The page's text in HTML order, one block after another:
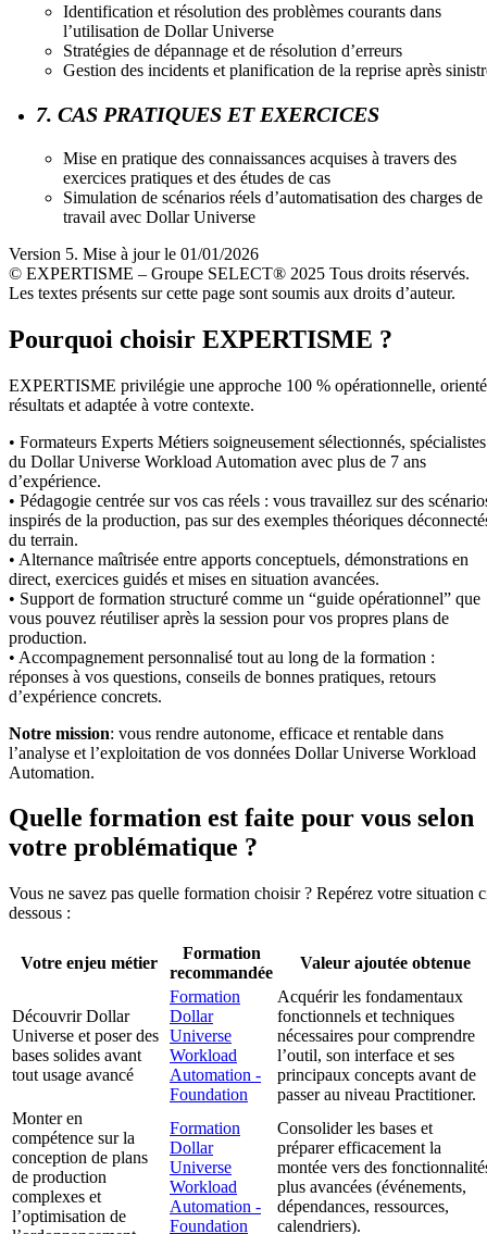
Identification et résolution des problèmes courants dans
l’utilisation de Dollar Universe
Stratégies de dépannage et de résolution d’erreurs
Gestion des incidents et planification de la reprise après
7. CAS PRATIQUES ET EXERCICES
Mise en pratique des connaissances acquises à travers des
exercices pratiques et des études de cas
Simulation de scénarios réels d’automatisation des charges de
travail avec Dollar Universe
Version 5. Mise à jour le 01/01/2026
© EXPERTISME – Groupe SELECT® 2025 Tous droits réservés.
Les textes présents sur cette page sont soumis aux droits d’auteur.
Pourquoi choisir EXPERTISME ?
EXPERTISME privilégie une approche 100 % opérationnelle,
résultats et adaptée à votre contexte.
• Formateurs Experts Métiers soigneusement sélectionnés, spécialistes
du Dollar Universe Workload Automation avec plus de 7 ans
d’expérience.
• Pédagogie centrée sur vos cas réels : vous travaillez sur des
inspirés de la production, pas sur des exemples théoriques
du terrain.
• Alternance maîtrisée entre apports conceptuels, démonstrations en
direct, exercices guidés et mises en situation avancées.
• Support de formation structuré comme un “guide opérationnel” que
vous pouvez réutiliser après la session pour vos propres plans de
production.
• Accompagnement personnalisé tout au long de la formation :
réponses à vos questions, conseils de bonnes pratiques, retours
d’expérience concrets.
Notre mission: vous rendre autonome, efficace et rentable dans
l’analyse et l’exploitation de vos données Dollar Universe Workload
Automation.
Quelle formation est faite pour vous selon
votre problématique ?
Vous ne savez pas quelle formation choisir ? Repérez votre situation
dessous :
Votre enjeu métier
Formation
recommandée
Valeur ajoutée obtenue
Découvrir Dollar
Universe et poser des
bases solides avant
tout usage avancé
Formation
Dollar
Universe
Workload
Automation -
Foundation
Acquérir les fondamentaux
fonctionnels et techniques
nécessaires pour comprendre
l’outil, son interface et ses
principaux concepts avant de
passer au niveau Practitioner.
Monter en
compétence sur la
conception de plans
de production
complexes et
l’optimisation de
Formation
Dollar
Universe
Workload
Automation -
Foundation
Consolider les bases et
préparer efficacement la
montée vers des
plus avancées (événements,
dépendances, ressources,
calendriers).